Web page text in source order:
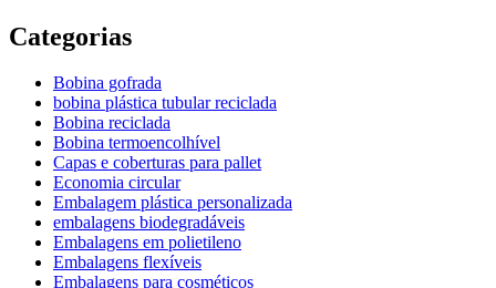
Categorias
Bobina gofrada
bobina plástica tubular reciclada
Bobina reciclada
Bobina termoencolhível
Capas e coberturas para pallet
Economia circular
Embalagem plástica personalizada
embalagens biodegradáveis
Embalagens em polietileno
Embalagens flexíveis
Embalagens para cosméticos